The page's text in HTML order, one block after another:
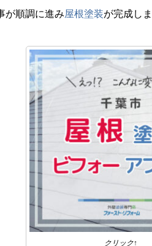
が順調に進み屋根塗装が完成し
クリック↑